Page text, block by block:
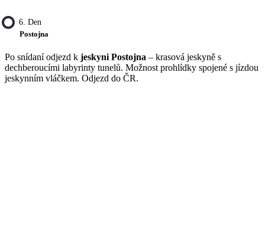
6. Den
Postojna
Po snídaní odjezd k jeskyni Postojna – krasová jeskyně s
dechberoucími labyrinty tunelů. Možnost prohlídky spojené s jízdou
jeskynním vláčkem. Odjezd do ČR.